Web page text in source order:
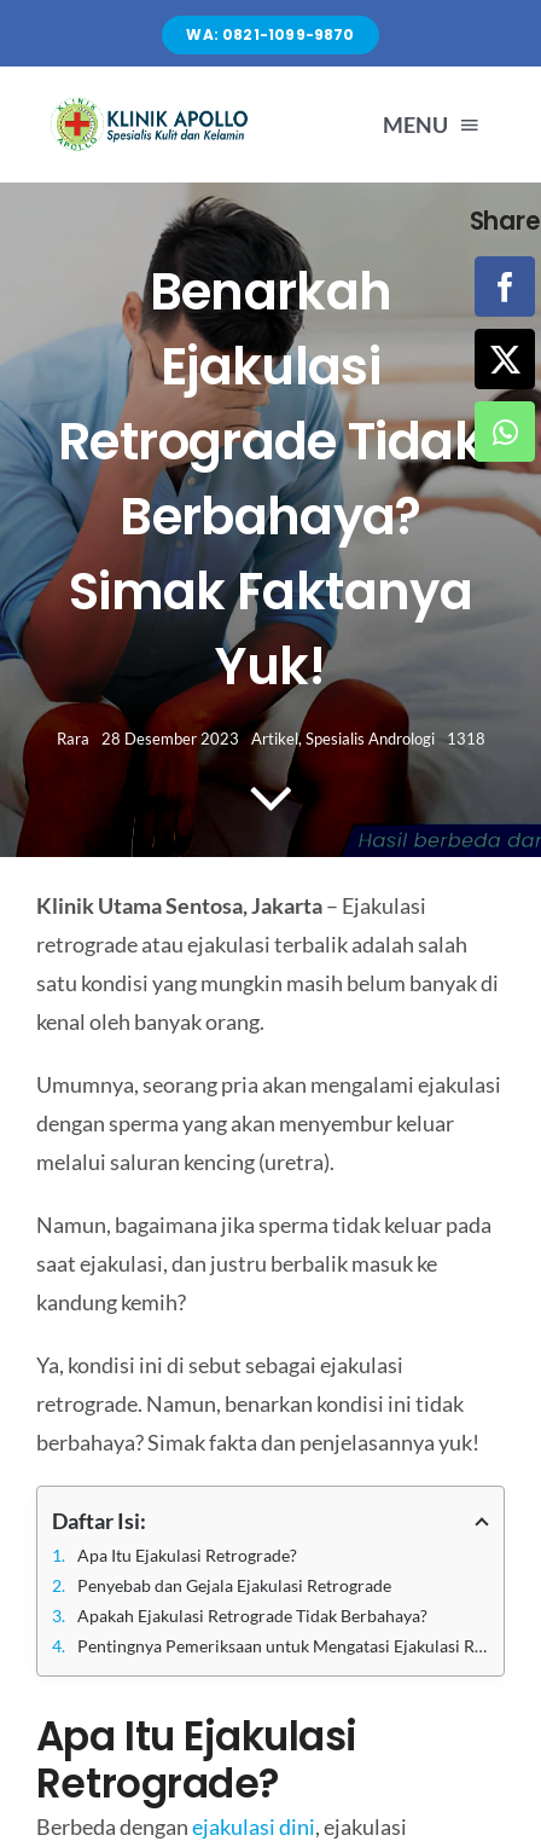
content
WA: 0821-1099-9870
MENU
TENTANG KAMI
LAYANAN
FASILITAS
ARTIKEL
HUBUNGI KAMI
Search
Benarkah
Ejakulasi
Retrograde Tidak
Berbahaya?
Simak Faktanya
Yuk!
Rara 28 Desember 2023 Artikel,Spesialis Andrologi 1318
Klinik Utama Sentosa, Jakarta– Ejakulasi
retrograde atau ejakulasi terbalik adalah salah
satu kondisi yang mungkin masih belum banyak di
kenal oleh banyak orang.
Umumnya, seorang pria akan mengalami ejakulasi
dengan sperma yang akan menyembur keluar
melalui saluran kencing (uretra).
Namun, bagaimana jika sperma tidak keluar pada
saat ejakulasi, dan justru berbalik masuk ke
kandung kemih?
Ya, kondisi ini di sebut sebagai ejakulasi
retrograde. Namun, benarkan kondisi ini tidak
berbahaya? Simak fakta dan penjelasannya yuk!
Daftar Isi:
Apa Itu Ejakulasi Retrograde?
Penyebab dan Gejala Ejakulasi Retrograde
Apakah Ejakulasi Retrograde Tidak Berbahaya?
Pentingnya Pemeriksaan untuk Mengatasi Ejakulasi Retrograde
Apa Itu Ejakulasi
Retrograde?
Berbeda denganejakulasi dini, ejakulasi
Share